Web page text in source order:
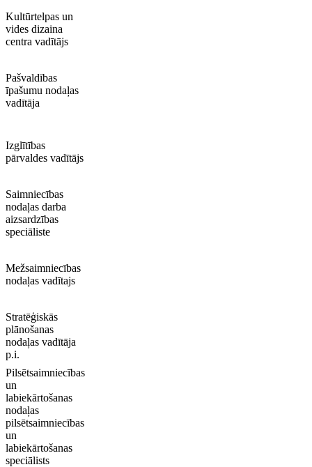
Kultūrtelpas un
vides dizaina
centra vadītājs
Pašvaldības
īpašumu nodaļas
vadītāja
Izglītības
pārvaldes vadītājs
Saimniecības
nodaļas darba
aizsardzības
speciāliste
Mežsaimniecības
nodaļas vadītajs
Stratēģiskās
plānošanas
nodaļas vadītāja
p.i.
Pilsētsaimniecības
un
labiekārtošanas
nodaļas
pilsētsaimniecības
un
labiekārtošanas
speciālists